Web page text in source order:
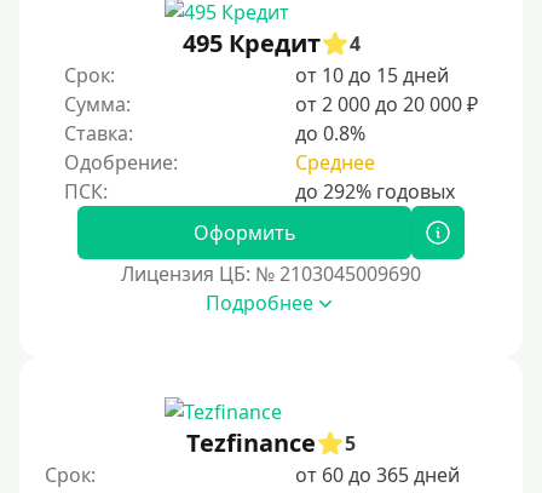
495 Кредит
4
Срок:
от 10 до 15 дней
Сумма:
от 2 000 до 20 000 ₽
Ставка:
до 0.8%
Одобрение:
Среднее
Оформить
Лицензия ЦБ: № 2103045009690
Подробнее
Tezfinance
5
Срок:
от 60 до 365 дней